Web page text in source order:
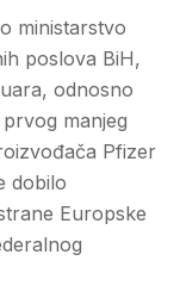
ministarstvo
poslova BiH,
odnosno
manjeg
Pfizer
dobilo
Europske